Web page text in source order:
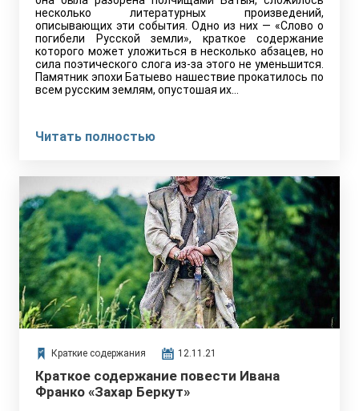
несколько литературных произведений,
описывающих эти события. Одно из них — «Слово о
погибели Русской земли», краткое содержание
которого может уложиться в несколько абзацев, но
сила поэтического слога из-за этого не уменьшится.
Памятник эпохи Батыево нашествие прокатилось по
всем русским землям, опустошая их…
Читать полностью
Краткие содержания 12.11.21
Краткое содержание повести Ивана
Франко «Захар Беркут»